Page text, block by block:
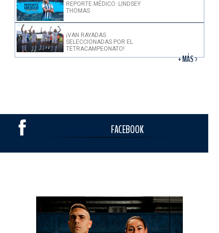
REPORTE MÉDICO: LINDSEY
THOMAS
¡VAN RAYADAS
SELECCIONADAS POR EL
TETRACAMPEONATO!
+ MÁS >
FACEBOOK